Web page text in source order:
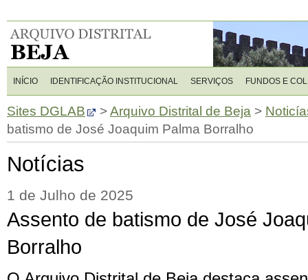
INÍCIO IDENTIFICAÇÃO INSTITUCIONAL SERVIÇOS FUNDOS E
Sites DGLAB >Arquivo Distrital de Beja >
batismo de José Joaquim Palma Borralho
Notícias
1 de Julho de 2025
Assento de batismo de José
Borralho